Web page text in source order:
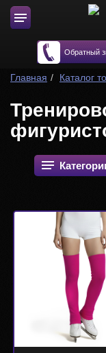
Обратный
Главная Каталог